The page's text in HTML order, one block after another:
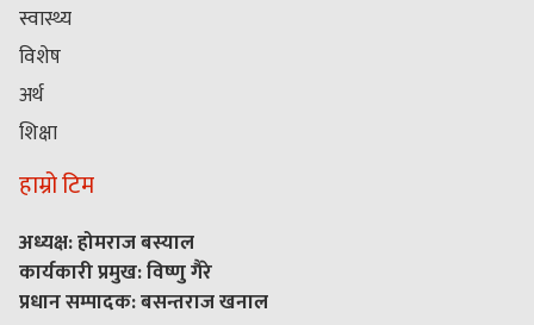
स्वास्थ्य
विशेष
अर्थ
शिक्षा
हाम्रो टिम
अध्यक्ष: होमराज बस्याल
कार्यकारी प्रमुख: विष्णु गैरे
प्रधान सम्पादक: बसन्तराज खनाल